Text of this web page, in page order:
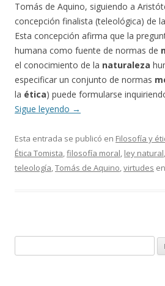
Tomás de Aquino, siguiendo a
concepción finalista (teleológica) de la
Esta concepción afirma que la
humana como fuente de normas de
el conocimiento de la naturaleza
especificar un conjunto de normas
la ética) puede formularse
Sigue leyendo →
Esta entrada se publicó en Filosofía y
Ética Tomista,filosofía moral, ley natural,
teleología,Tomás de Aquino,virtudes en